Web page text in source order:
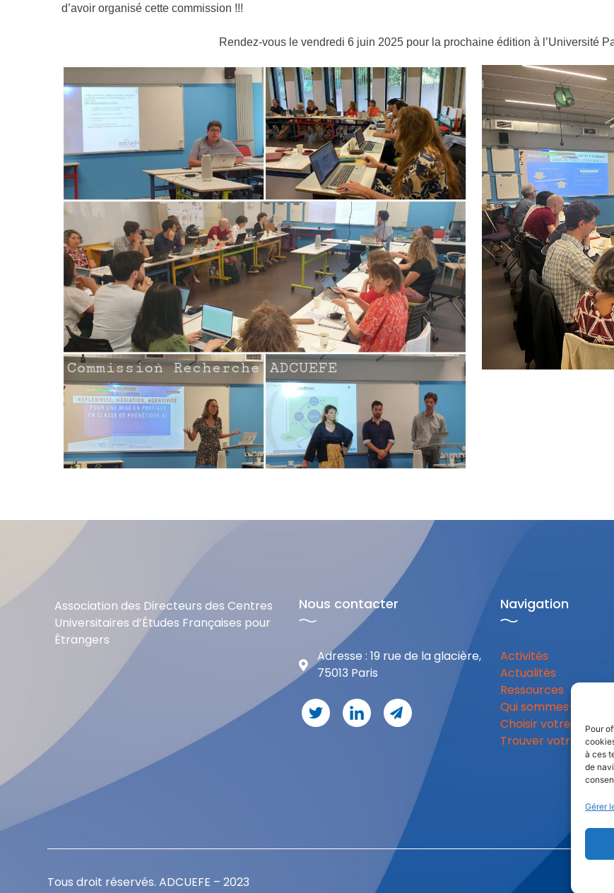
Pour
à ces
de
Gérer
d’avoir organisé cette commission !!!
Rendez-vous le vendredi 6 juin 2025 pour la prochaine édition à l’Université
Association des Directeurs des Centres
Universitaires d’Études Françaises pour
Étrangers
Nous contacter
Adresse : 19 rue de la glacière,
75013 Paris
Navigation
Activités
Actualités
Ressources
Qui sommes-nous
Choisir votre
Trouver votre
Tous droit réservés. ADCUEFE – 2023